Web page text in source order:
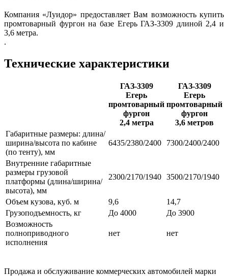
Компания «Луидор» предоставляет Вам возможность купить
промтоварный фургон на базе Егерь ГАЗ-3309 длиной 2,4 и
3,6 метра.
.
Технические характеристики
ГАЗ-3309
Егерь
промтоварный
фургон
2,4 метра
ГАЗ-3309
Егерь
промтоварный
фургон
3,6 метров
Габаритные размеры: длина/
ширина/высота по кабине
(по тенту), мм
6435/2380/2400 7300/2400/2400
Внутренние габаритные
размеры грузовой
платформы (длина/ширина/
высота), мм
2300/2170/1940 3500/2170/1940
Объем кузова, куб. м 9,6
14,7
Грузоподъемность, кг
До 4000
До 3900
Возможность
полноприводного
исполнения
нет нет
Продажа и обслуживание коммерческих автомобилей марки